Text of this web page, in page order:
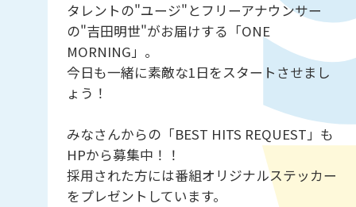
タレントの"ユージ"とフリーアナウンサー
の"吉田明世"がお届けする「ONE
MORNING」。
今日も一緒に素敵な1日をスタートさせまし
ょう！
みなさんからの「BEST HITS REQUEST」も
HPから募集中！！
採用された方には番組オリジナルステッカー
をプレゼントしています。